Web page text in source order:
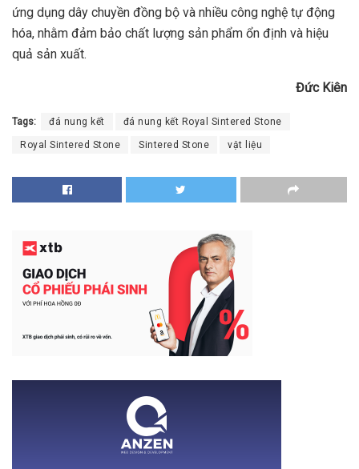
ứng dụng dây chuyền đồng bộ và nhiều công nghệ tự động
hóa, nhằm đảm bảo chất lượng sản phẩm ổn định và hiệu
quả sản xuất.
Đức Kiên
Tags: đá nung kết đá nung kết Royal Sintered Stone
Royal Sintered Stone Sintered Stone vật liệu